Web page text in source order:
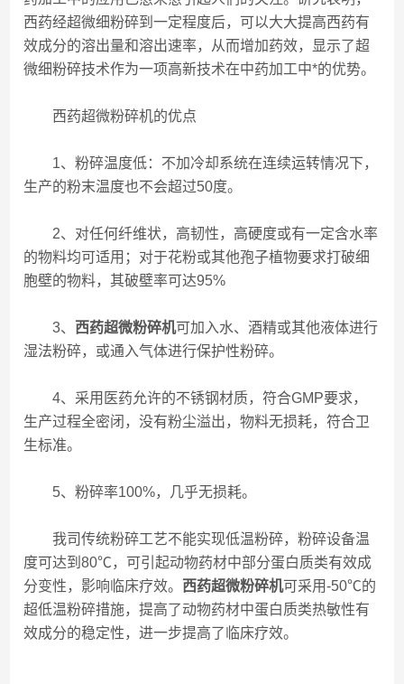
西药经超微细粉碎到一定程度后，可以大大提高西药有
效成分的溶出量和溶出速率，从而增加药效，显示了超
微细粉碎技术作为一项高新技术在中药加工中*的优势。
西药超微粉碎机的优点
1、粉碎温度低：不加冷却系统在连续运转情况下，
生产的粉末温度也不会超过50度。
2、对任何纤维状，高韧性，高硬度或有一定含水率
的物料均可适用；对于花粉或其他孢子植物要求打破细
胞壁的物料，其破壁率可达95%
3、 西药超微粉碎机可加入水、酒精或其他液体进行
湿法粉碎，或通入气体进行保护性粉碎。
4、采用医药允许的不锈钢材质，符合GMP要求，
生产过程全密闭，没有粉尘溢出，物料无损耗，符合卫
生标准。
5、粉碎率100%，几乎无损耗。
我司传统粉碎工艺不能实现低温粉碎，粉碎设备温
度可达到80℃，可引起动物药材中部分蛋白质类有效成
分变性，影响临床疗效。 西药超微粉碎机可采用-50℃的
超低温粉碎措施，提高了动物药材中蛋白质类热敏性有
效成分的稳定性，进一步提高了临床疗效。